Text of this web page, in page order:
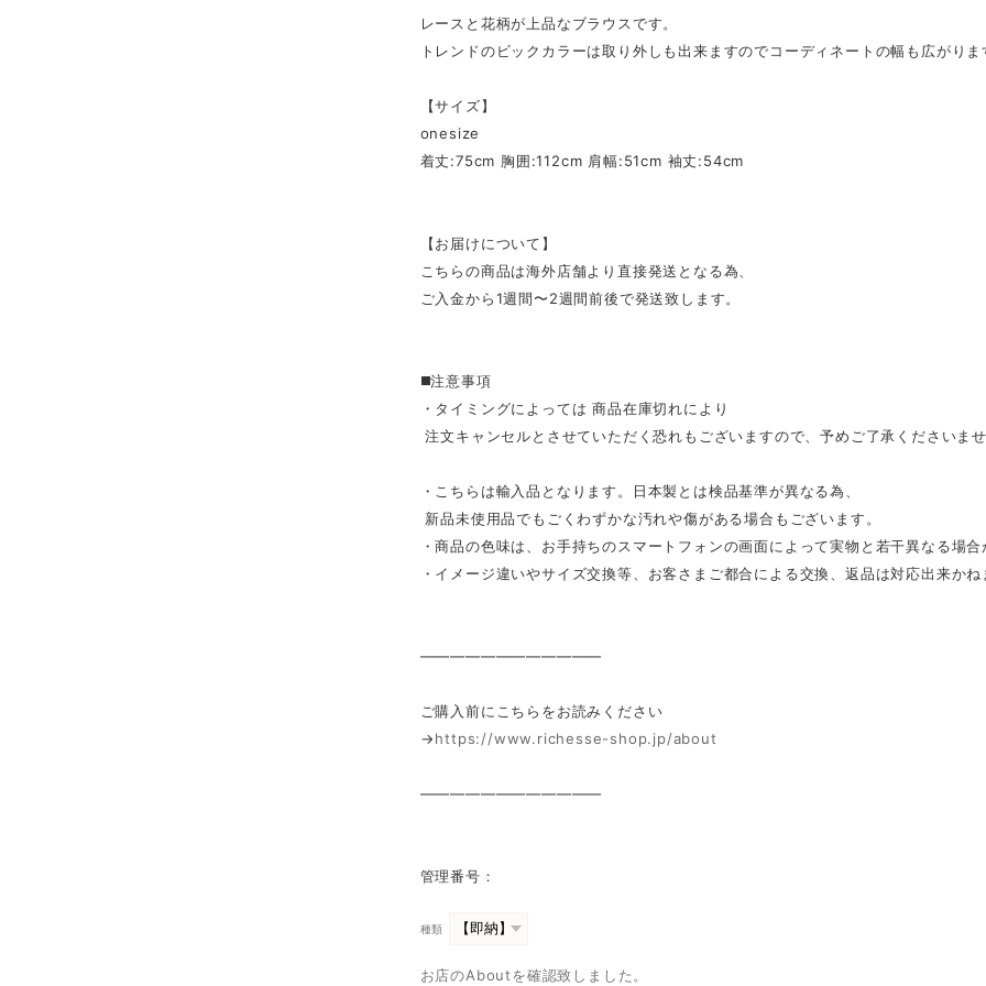
レースと花柄が上品なブラウスです。
トレンドのビックカラーは取り外しも出来ますのでコーディネートの幅も広がり
【サイズ】
onesize
着丈:75cm 胸囲:112cm 肩幅:51cm 袖丈:54cm
【お届けについて】
こちらの商品は海外店舗より直接発送となる為、
ご入金から1週間〜2週間前後で発送致します。
◼️注意事項
・タイミングによっては 商品在庫切れにより
注文キャンセルとさせていただく恐れもございますので、予めご了承くださいませ
・こちらは輸入品となります。日本製とは検品基準が異なる為、
新品未使用品でもごくわずかな汚れや傷がある場合もございます。
・商品の色味は、お手持ちのスマートフォンの画面によって実物と若干異なる場合
・イメージ違いやサイズ交換等、お客さまご都合による交換、返品は対応出来かね
————————————
ご購入前にこちらをお読みください
→https://www.richesse-shop.jp/about
————————————
管理番号：
種類
お店のAboutを確認致しました。